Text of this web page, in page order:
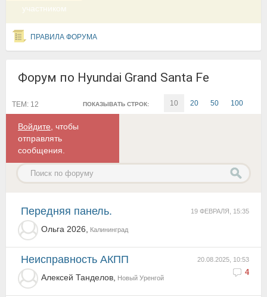
участником
ПРАВИЛА ФОРУМА
Форум по Hyundai Grand Santa Fe
ПОКАЗЫВАТЬ СТРОК: 10 20 50 100
ТЕМ: 12
Войдите , чтобы
отправлять
сообщения.
19 ФЕВРАЛЯ, 15:35
Передняя панель.
Ольга 2026, Калининград
20.08.2025, 10:53
4
неисправность АКПП
Алексей Танделов, Новый Уренгой